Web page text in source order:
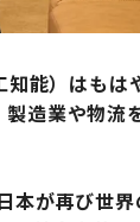
能）はもは
造業や物流
本が再び世